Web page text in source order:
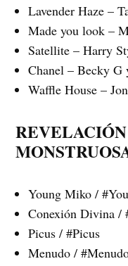
Lavender Haze –
Made you look –
Satellite – Harry
Chanel – Becky G
Waffle House –
Young Miko /
Conexión Divina /
Picus / #Picus
Menudo /